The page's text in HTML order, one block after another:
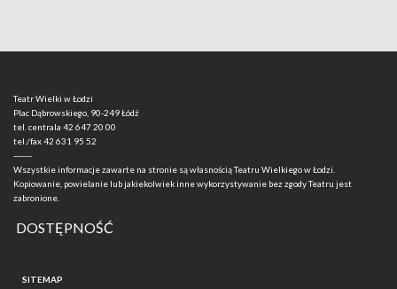
Teatr Wielki w Łodzi
Plac Dąbrowskiego, 90-249 Łódź
tel. centrala 42 647 20 00
tel./fax42 631 95 52
-------
Wszystkie informacje zawarte na stronie są własnością Teatru Wielkiego w Łodzi.
Kopiowanie, powielanie lub jakiekolwiek inne wykorzystywanie bez zgody Teatru jest
zabronione.
DOSTĘPNOŚĆ
SITEMAP